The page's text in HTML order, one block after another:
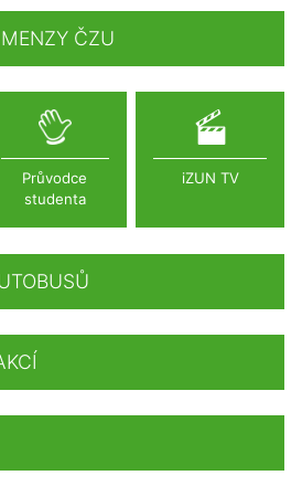
ČZU
Průvodce
studenta
iZUN TV